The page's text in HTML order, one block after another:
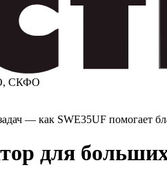
СКФО
— как SWE35UF помогает
для